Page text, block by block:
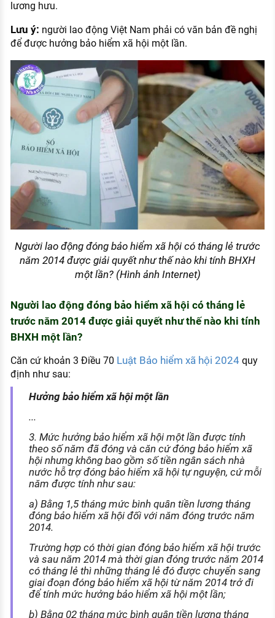
lương hưu.
Lưu ý: người lao động Việt Nam phải có văn bản đề nghị
để được hưởng bảo hiểm xã hội một lần.
Người lao động đóng bảo hiểm xã hội có tháng lẻ trước
năm 2014 được giải quyết như thế nào khi tính BHXH
một lần? (Hình ảnh Internet)
Người lao động đóng bảo hiểm xã hội có tháng lẻ
trước năm 2014 được giải quyết như thế nào khi tính
BHXH một lần?
Căn cứ khoản 3 Điều 70 Luật Bảo hiểm xã hội 2024quy
định như sau:
Hưởng bảo hiểm xã hội một lần
...
3. Mức hưởng bảo hiểm xã hội một lần được tính
theo số năm đã đóng và căn cứ đóng bảo hiểm xã
hội nhưng không bao gồm số tiền ngân sách nhà
nước hỗ trợ đóng bảo hiểm xã hội tự nguyện, cứ mỗi
năm được tính như sau:
a) Bằng 1,5 tháng mức bình quân tiền lương tháng
đóng bảo hiểm xã hội đối với năm đóng trước năm
2014.
Trường hợp có thời gian đóng bảo hiểm xã hội trước
và sau năm 2014 mà thời gian đóng trước năm 2014
có tháng lẻ thì những tháng lẻ đó được chuyển sang
giai đoạn đóng bảo hiểm xã hội từ năm 2014 trở đi
để tính mức hưởng bảo hiểm xã hội một lần;
b) Bằng 02 tháng mức bình quân tiền lương tháng